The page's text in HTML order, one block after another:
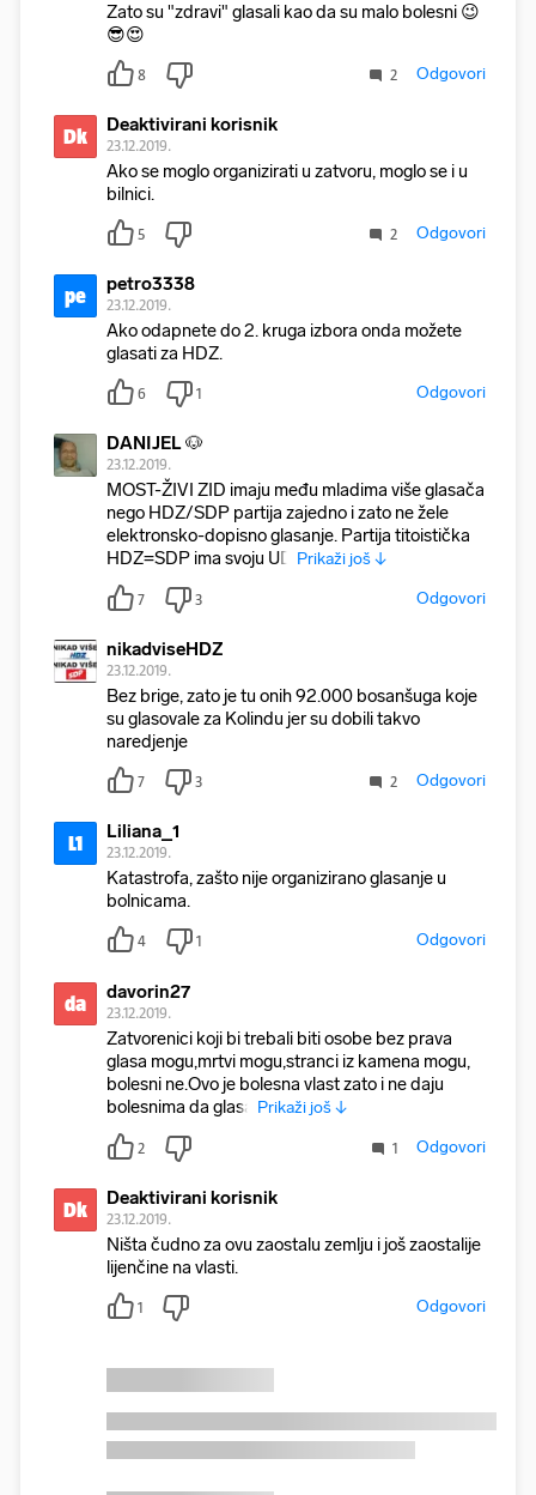
Zato su "zdravi" glasali kao da su malo bolesni 😉
😎😍
8 2 Odgovori
Dk Deaktivirani korisnik
23.12.2019.
Ako se moglo organizirati u zatvoru, moglo se i u
bilnici.
5 2 Odgovori
pe petro3338
23.12.2019.
Ako odapnete do 2. kruga izbora onda možete
glasati za HDZ.
6 1 Odgovori
DANIJEL 🐶
23.12.2019.
MOST-ŽIVI ZID imaju među mladima više glasača
nego HDZ/SDP partija zajedno i zato ne žele
elektronsko-dopisno glasanje. Partija titoistička
HDZ=SDP ima svoju UD Prikaži još ↓
7 3 Odgovori
nikadviseHDZ
23.12.2019.
Bez brige, zato je tu onih 92.000 bosanšuga koje
su glasovale za Kolindu jer su dobili takvo
naredjenje
7 3 2 Odgovori
L1 Liliana_1
23.12.2019.
Katastrofa, zašto nije organizirano glasanje u
bolnicama.
4 1 Odgovori
da davorin27
23.12.2019.
Zatvorenici koji bi trebali biti osobe bez prava
glasa mogu,mrtvi mogu,stranci iz kamena mogu,
bolesni ne.Ovo je bolesna vlast zato i ne daju
bolesnima da glasa Prikaži još ↓
2 1 Odgovori
Dk Deaktivirani korisnik
23.12.2019.
Ništa čudno za ovu zaostalu zemlju i još zaostalije
lijenčine na vlasti.
1 Odgovori